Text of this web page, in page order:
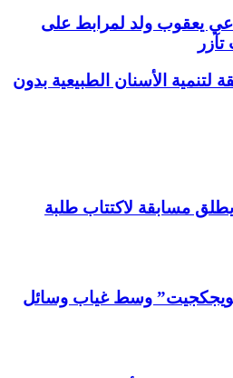
يعقوب ولد لمرابط على
لتنمية الأسنان الطبيعية بدون
مسابقة لاكتتاب طلبة
وسط غياب وسائل